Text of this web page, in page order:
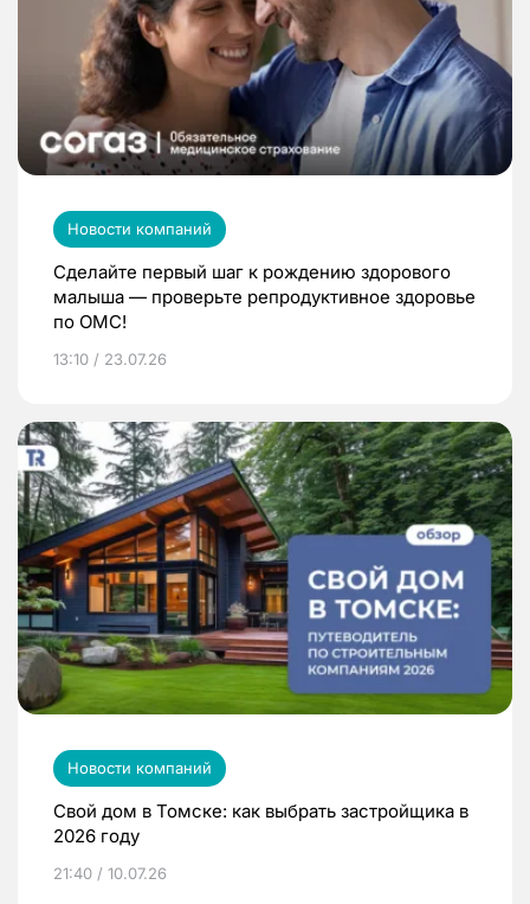
Новости компаний
Сделайте первый шаг к рождению здорового
малыша — проверьте репродуктивное здоровье
по ОМС!
13:10 / 23.07.26
Новости компаний
Свой дом в Томске: как выбрать застройщика в
2026 году
21:40 / 10.07.26